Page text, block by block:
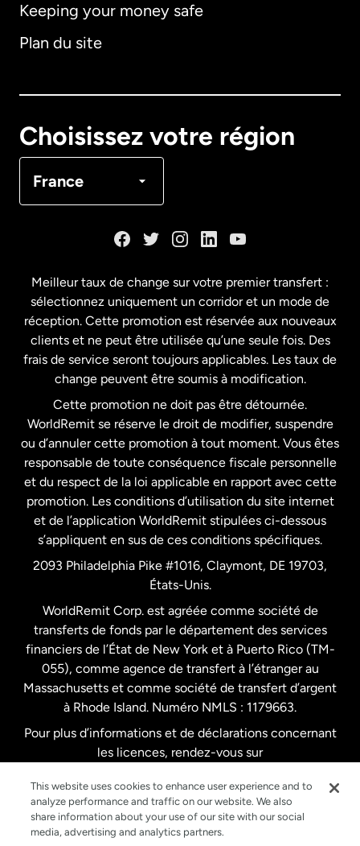
Keeping your money safe
Plan du site
Choisissez votre région
France
Allemagne
Français
États-Unis English
États-Unis Español
France
Malaisie
Nouvelle-Zélande
Pays-Bas
Royaume-Uni
Suède
Meilleur taux de change sur votre premier transfert :
sélectionnez uniquement un corridor et un mode de
réception. Cette promotion est réservée aux nouveaux
clients et ne peut être utilisée qu’une seule fois. Des
frais de service seront toujours applicables. Les taux de
change peuvent être soumis à modification.
Cette promotion ne doit pas être détournée.
WorldRemit se réserve le droit de modifier, suspendre
ou d’annuler cette promotion à tout moment. Vous êtes
responsable de toute conséquence fiscale personnelle
et du respect de la loi applicable en rapport avec cette
promotion. Les conditions d’utilisation du site internet
et de l’application WorldRemit stipulées ci-dessous
s’appliquent en sus de ces conditions spécifiques.
2093 Philadelphia Pike #1016, Claymont, DE 19703,
États-Unis.
WorldRemit Corp. est agréée comme société de
transferts de fonds par le département des services
financiers de l’État de New York et à Puerto Rico (TM-
055), comme agence de transfert à l’étranger au
Massachusetts et comme société de transfert d’argent
à Rhode Island. Numéro NMLS : 1179663.
Pour plus d’informations et de déclarations concernant
les licences, rendez-vous sur
This website uses cookies to enhance user experience and to
analyze performance and traffic on our website. We also
share information about your use of our site with our social
media, advertising and analytics partners.